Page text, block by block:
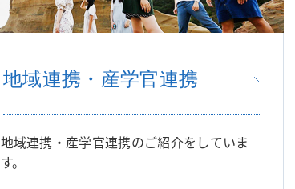
地域連携・産学官連携
地域連携・産学官連携のご紹介をしていま
す。